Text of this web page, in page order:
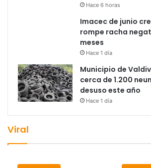
Hace 6 horas
Imacec de junio
rompe racha
meses
Hace 1 día
Municipio de
cerca de 1.200
desuso este año
Hace 1 día
Viral